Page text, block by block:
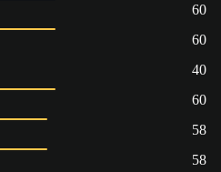
60
60
40
60
58
58